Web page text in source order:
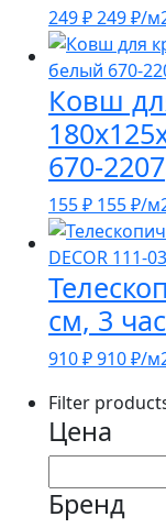
249₽249₽/
Ковш
670-2207
155₽ 155₽/
см, 3
910₽910₽/
Filter
Цена
Бренд